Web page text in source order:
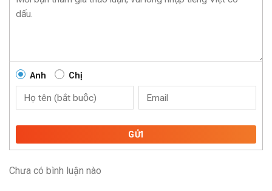
Anh Chị
GỬI
Chưa có bình luận nào